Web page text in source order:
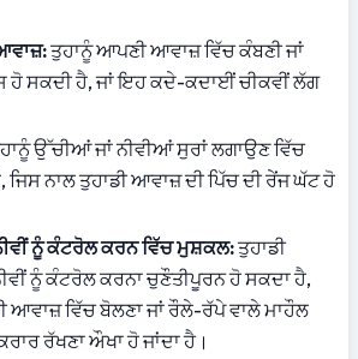
ਤੁਹਾਨੂੰ ਆਪਣੀ ਆਵਾਜ਼ ਵਿੱਚ ਕੰਬਣੀ ਜਾਂ
ਹੋ ਸਕਦੀ ਹੈ, ਜਾਂ ਇਹ ਕਦੇ-ਕਦਾਈਂ ਚੀਕਵੀਂ ਲੱਗ
ਉੱਚੀਆਂ ਜਾਂ ਨੀਵੀਆਂ ਸੁਰਾਂ ਲਗਾਉਣ ਵਿੱਚ
ਨਾਲ ਤੁਹਾਡੀ ਆਵਾਜ਼ ਦੀ ਪਿੱਚ ਦੀ ਰੇਂਜ ਘੱਟ ਹੋ
ਨੂੰ ਕੰਟਰੋਲ ਕਰਨ ਵਿੱਚ ਮੁਸ਼ਕਲ: ਤੁਹਾਡੀ
ਨੂੰ ਕੰਟਰੋਲ ਕਰਨਾ ਚੁਣੌਤੀਪੂਰਨ ਹੋ ਸਕਦਾ ਹੈ,
ਆਵਾਜ਼ ਵਿੱਚ ਬੋਲਣਾ ਜਾਂ ਰੌਲੇ-ਰੱਪੇ ਵਾਲੇ ਮਾਹੌਲ
ਰੱਖਣਾ ਔਖਾ ਹੋ ਜਾਂਦਾ ਹੈ।